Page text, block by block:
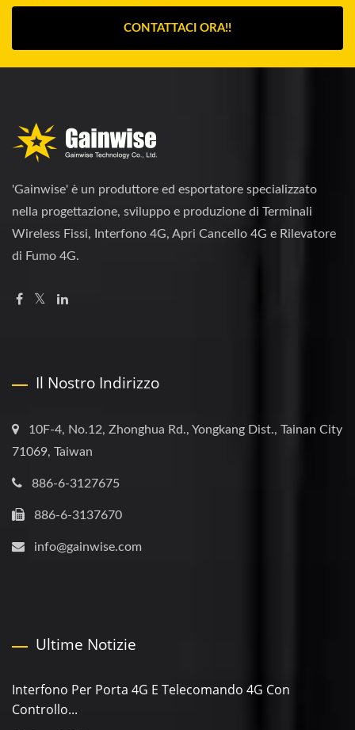
CONTATTACI ORA!!
'Gainwise' è un produttore ed esportatore specializzato
nella progettazione, sviluppo e produzione di Terminali
Wireless Fissi, Interfono 4G, Apri Cancello 4G e Rilevatore
di Fumo 4G.
Il Nostro Indirizzo
10F-4, No.12, Zhonghua Rd., Yongkang Dist., Tainan City
71069, Taiwan
886-6-3127675
886-6-3137670
info@gainwise.com
Ultime Notizie
Interfono Per Porta 4G E Telecomando 4G Con
Controllo...